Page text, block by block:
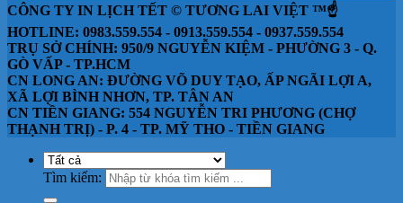
CÔNG TY IN LỊCH TẾT © TƯƠNG LAI VIỆT ™☝️
HOTLINE: 0983.559.554 - 0913.559.554 - 0937.559.554
TRỤ SỞ CHÍNH: 950/9 NGUYỄN KIỆM - PHƯỜNG 3 - Q.
GÒ VẤP - TP.HCM
CN LONG AN: ĐƯỜNG VÕ DUY TẠO, ẤP NGÃI LỢI A,
XÃ LỢI BÌNH NHƠN, TP. TÂN AN
CN TIỀN GIANG: 554 NGUYỄN TRI PHƯƠNG (CHỢ
THẠNH TRỊ) - P. 4 - TP. MỸ THO - TIỀN GIANG
Tìm kiếm: